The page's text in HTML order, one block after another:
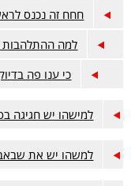
חחח זה נכנס
למה ההתלהבות
כי ענו פה
למישהו יש חגיגה
למשהו יש את שבאבניקים עונה 3